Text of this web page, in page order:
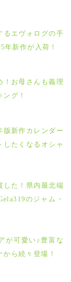
るエヴォログの手
年新作が入荷！
！お母さんも義理
グ！
版新作カレンダー
したくなるオシャ
した！県内最北端
のジャム・
が可愛い♪豊富な
ら続々登場！